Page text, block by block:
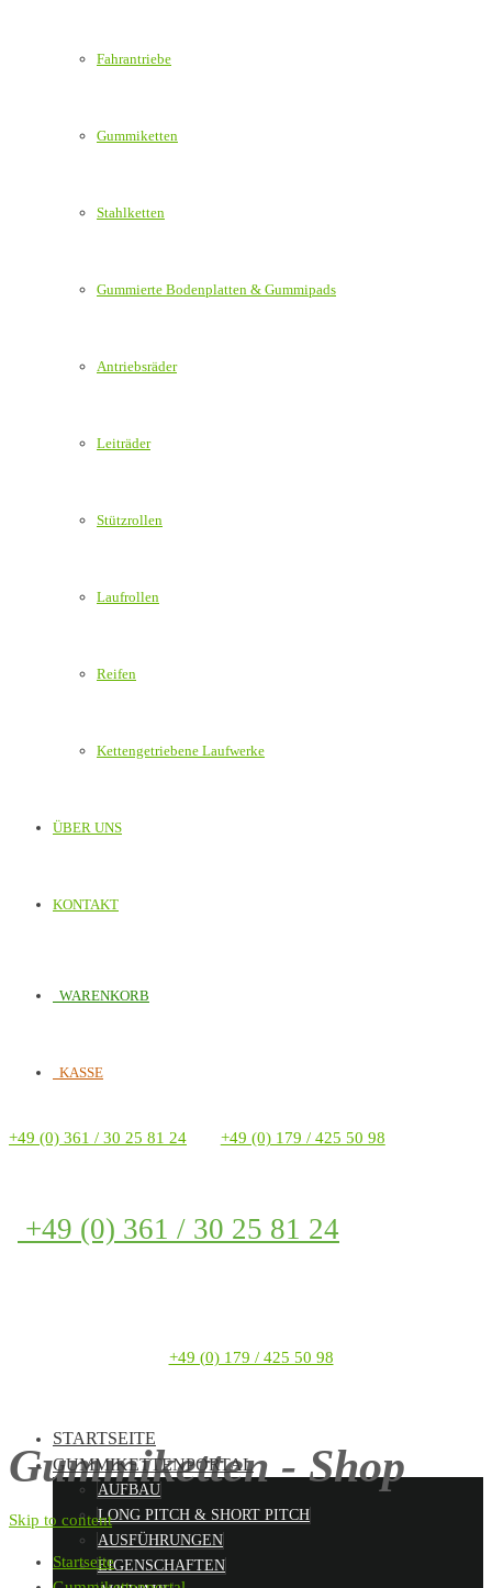
Fahrantriebe
Gummiketten
Stahlketten
Gummierte Bodenplatten & Gummipads
Antriebsräder
Leiträder
Stützrollen
Laufrollen
Reifen
Kettengetriebene Laufwerke
ÜBER UNS
KONTAKT
WARENKORB
KASSE
+49 (0) 361 / 30 25 81 24 +49 (0) 179 / 425 50 98
+49 (0) 361 / 30 25 81 24
+49 (0) 179 / 425 50 98
Gummiketten - Shop
STARTSEITE
GUMMIKETTENPORTAL
AUFBAU
LONG PITCH & SHORT PITCH
AUSFÜHRUNGEN
EIGENSCHAFTEN
Skip to content
Startseite